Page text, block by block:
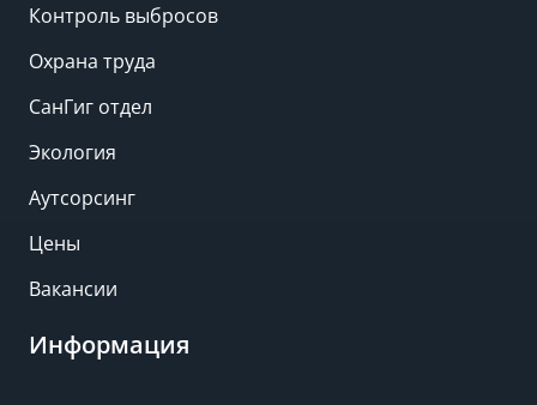
Контроль выбросов
Охрана труда
СанГиг отдел
Экология
Аутсорсинг
Цены
Вакансии
Информация